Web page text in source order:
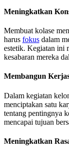
Meningkatkan
Membuat kolase
harus fokus dalam
estetik. Kegiatan ini
kesabaran mereka
Membangun
Dalam kegiatan
menciptakan satu
tentang pentingnya
mencapai tujuan
Meningkatkan